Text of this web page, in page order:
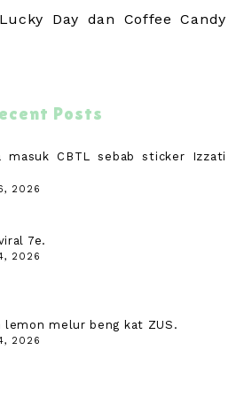
Day dan Coffee Candy
Posts
masuk CBTL sebab sticker Izzati
2026
7e.
2026
lemon melur beng kat ZUS.
2026